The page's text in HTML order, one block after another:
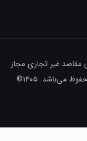
مقاصد غیر تجاری مجاز
می‌باشد. ۱۴۰۵©